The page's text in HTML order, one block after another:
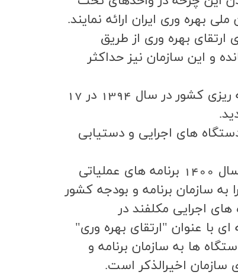
بهره وري ايران ارائه نمايند.
بهره وري از طريق
و اين سازمان نيز حداكثر
برنامه جامع ملی بهره وری: برنامه جامع ملي بهره وري ايران به پيشنهاد سازمان مديريت و برنامه ريزي كشور در سال 1394 در 17
بهره وري در دستگاه هاي اجرايي و دستيابي
دستگاه هاي اجرايي موضوع ماده (5) قانون مديريت خدمات كشوري موظفند تا پايان خرداد ماه سال 1400 برنامه هاي عملياتي
سازمان برنامه و بودجه كشور
اجرايي مكلفند در
اي با عنوان "ارتقاي بهره وري"
ها به سازمان برنامه و
سازمان اخيرالذكر است.